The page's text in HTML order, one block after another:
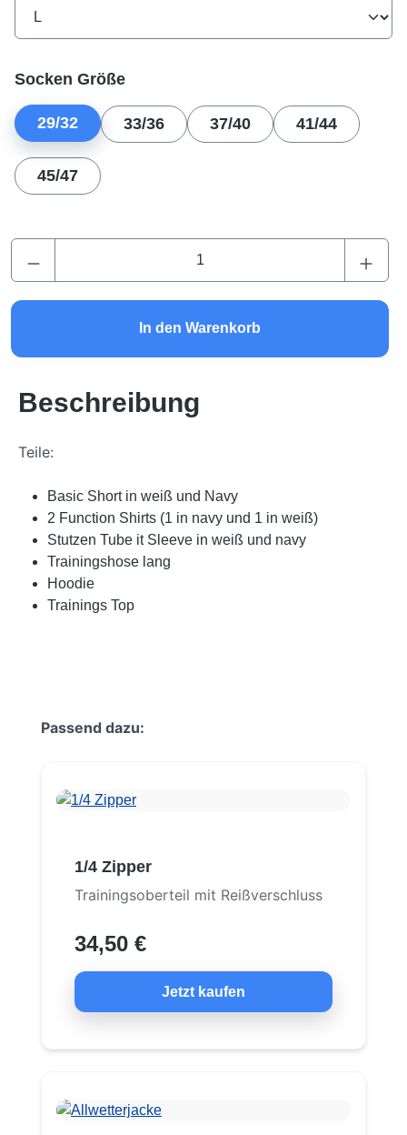
Socken Größeauswählen
29/32 33/36 37/40 41/44
45/47
Produkt Anzahl: Gib den gewünschten
In den Warenkorb
Beschreibung
Teile:
Basic Short in weiß und Navy
2 Function Shirts (1 in navy und 1 in weiß)
Stutzen Tube it Sleeve in weiß und navy
Trainingshose lang
Hoodie
Trainings Top
Produktgalerie überspringen
Passend dazu:
1/4 Zipper
Trainingsoberteil mit Reißverschluss
34,50 €
Jetzt kaufen